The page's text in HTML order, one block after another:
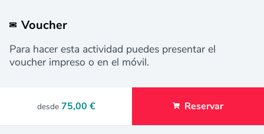
Voucher
Para hacer esta actividad puedes presentar el
voucher impreso o en el móvil.
desde 75,00 € Reservar